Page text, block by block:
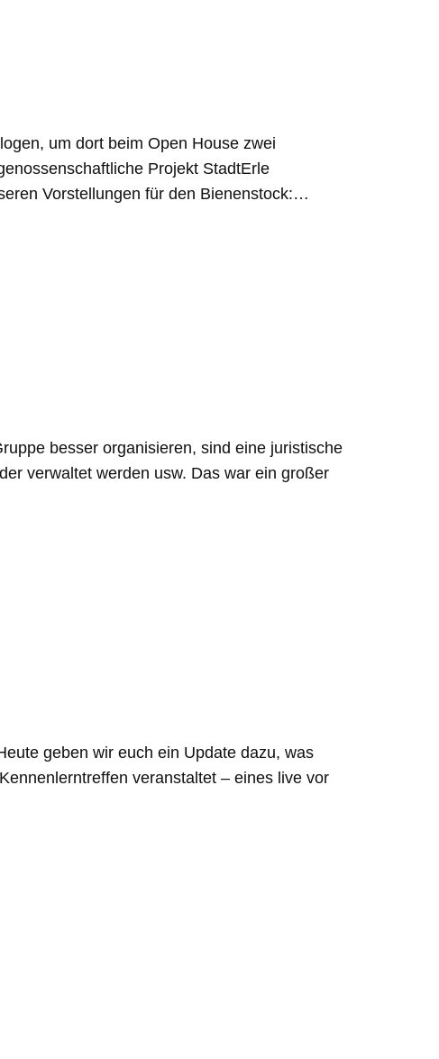
um dort beim Open House zwei
Projekt StadtErle
Vorstellungen für den Bienenstock:…
besser organisieren, sind eine juristische
verwaltet werden usw. Das war ein großer
geben wir euch ein Update dazu, was
veranstaltet – eines live vor